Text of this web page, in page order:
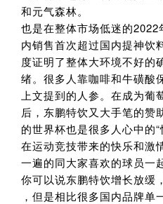
和元气森林。
也是在整体市场低迷的
内销售首次超过国内提神饮
度证明了整体大环境不好的
绪。很多人靠咖啡和牛磺酸
上文提到的人参。在成为葡
后，东鹏特饮又大手笔的赞
的世界杯也是很多人心中的
在运动竞技带来的快乐和激
一遍的同大家喜欢的球员一
你可以说东鹏特饮增长放缓
，但是相比很多国内品牌